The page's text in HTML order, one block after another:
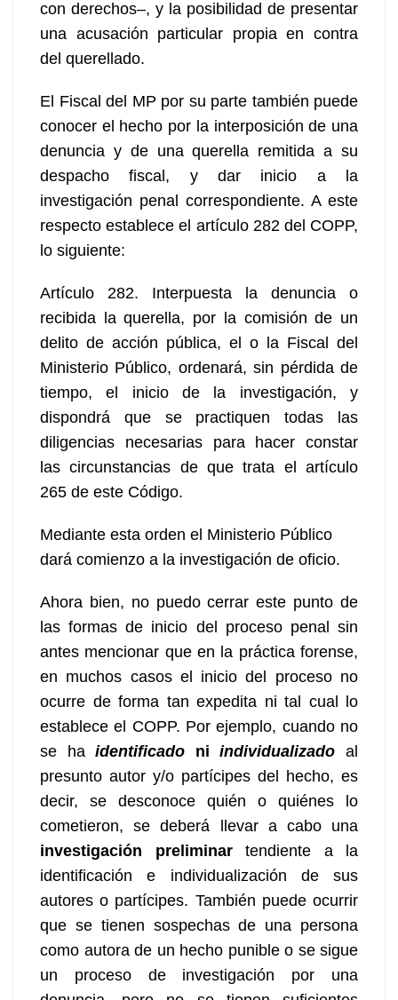
con derechos–, y la posibilidad de presentar
una acusación particular propia en contra
del querellado.
El Fiscal del MP por su parte también puede
conocer el hecho por la interposición de una
denuncia y de una querella remitida a su
despacho fiscal, y dar inicio a la
investigación penal correspondiente. A este
respecto establece el artículo 282 del COPP,
lo siguiente:
Artículo 282. Interpuesta la denuncia o
recibida la querella, por la comisión de un
delito de acción pública, el o la Fiscal del
Ministerio Público, ordenará, sin pérdida de
tiempo, el inicio de la investigación, y
dispondrá que se practiquen todas las
diligencias necesarias para hacer constar
las circunstancias de que trata el artículo
265 de este Código.
Mediante esta orden el Ministerio Público
dará comienzo a la investigación de oficio.
Ahora bien, no puedo cerrar este punto de
las formas de inicio del proceso penal sin
antes mencionar que en la práctica forense,
en muchos casos el inicio del proceso no
ocurre de forma tan expedita ni tal cual lo
establece el COPP. Por ejemplo, cuando no
se haidentificado niindividualizado al
presunto autor y/o partícipes del hecho, es
decir, se desconoce quién o quiénes lo
cometieron, se deberá llevar a cabo una
investigación preliminartendiente a la
identificación e individualización de sus
autores o partícipes. También puede ocurrir
que se tienen sospechas de una persona
como autora de un hecho punible o se sigue
un proceso de investigación por una